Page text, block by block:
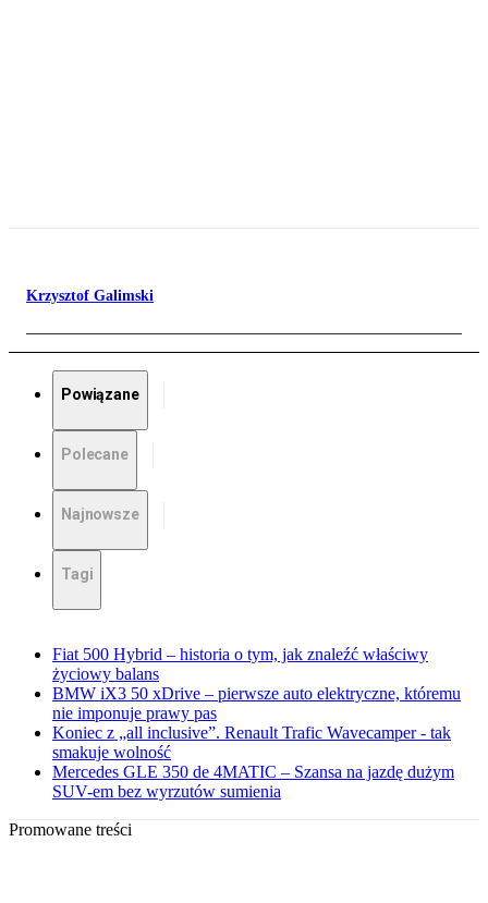
Krzysztof Galimski
Powiązane
Polecane
Najnowsze
Tagi
Fiat 500 Hybrid – historia o tym, jak znaleźć właściwy
życiowy balans
BMW iX3 50 xDrive – pierwsze auto elektryczne, któremu
nie imponuje prawy pas
Koniec z „all inclusive”. Renault Trafic Wavecamper - tak
smakuje wolność
Mercedes GLE 350 de 4MATIC – Szansa na jazdę dużym
SUV-em bez wyrzutów sumienia
Promowane treści